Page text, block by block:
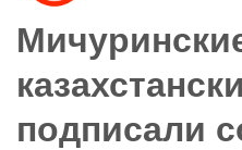
подписали